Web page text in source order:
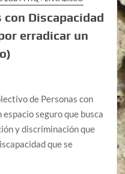
con Discapacidad
erradicar un
de Personas con
seguro que busca
y discriminación que
que se